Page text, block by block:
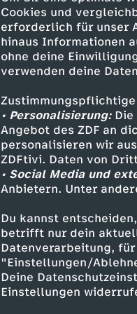
Cookies und
erforderlich für unser
hinaus Informationen
ohne deine
verwenden deine
• Personalisierung:Die
Angebot des ZDF an
personalisieren wir
ZDFtivi. Daten von
• Social Media und
Anbietern. Unter
Du kannst
betrifft nur dein
Datenverarbeitung,
"Einstellungen/
Deine
Einstellungen
ihres Sohnes
Als Patrik und
den
die Formel der
Darsteller
Patrik
Professor
Peter
Katrin
Dimitri -
Dr.
Prinz Ali -
Harvey - Karl